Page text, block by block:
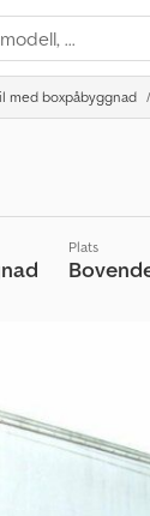
med boxpåbyggnad
Plats